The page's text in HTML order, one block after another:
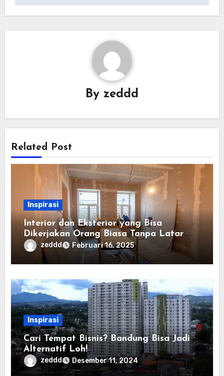
By zeddd
Related Post
Inspirasi
Interior dan Eksterior yang Bisa
Dikerjakan Orang Biasa Tanpa Latar
Belakang Seni atau Konstruksi
zeddd Februari 16, 2025
Inspirasi
Cari Tempat Bisnis? Bandung Bisa Jadi
Alternatif Loh!
zeddd Desember 11, 2024